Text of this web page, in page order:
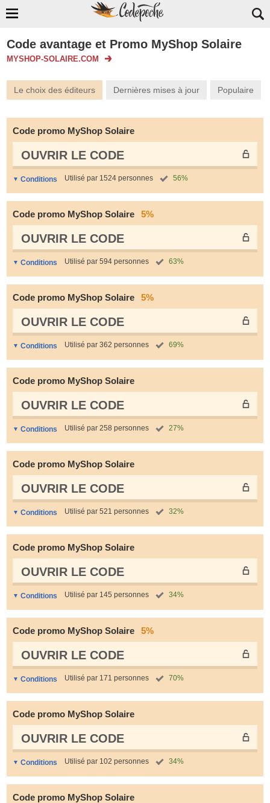
Code avantage et Promo MyShop Solaire
MYSHOP-SOLAIRE.COM
Le choix des éditeurs Dernières mises à jour Populaire
Code promo MyShop Solaire
OUVRIR LE СODE
Conditions Utilisé par 1524 personnes 56%
Code promo MyShop Solaire 5%
OUVRIR LE СODE
Conditions Utilisé par 594 personnes 63%
Code promo MyShop Solaire 5%
OUVRIR LE СODE
Conditions Utilisé par 362 personnes 69%
Code promo MyShop Solaire
OUVRIR LE СODE
Conditions Utilisé par 258 personnes 27%
Code promo MyShop Solaire
OUVRIR LE СODE
Conditions Utilisé par 521 personnes 32%
Code promo MyShop Solaire
OUVRIR LE СODE
Conditions Utilisé par 145 personnes 34%
Code promo MyShop Solaire 5%
OUVRIR LE СODE
Conditions Utilisé par 171 personnes 70%
Code promo MyShop Solaire
OUVRIR LE СODE
Conditions Utilisé par 102 personnes 34%
Code promo MyShop Solaire